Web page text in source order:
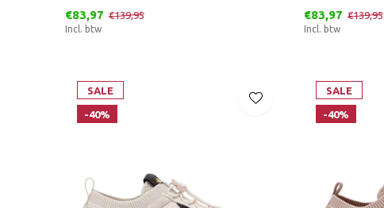
€83,97 €139,95
Incl. btw
€83,97 €139,95
Incl. btw
SALE
-40%
SALE
-40%